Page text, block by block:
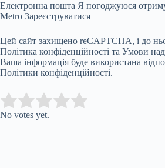
Електронна пошта Я погоджуюся
Metro Зареєструватися
Цей сайт захищено reCAPTCHA, і до
Політика конфіденційності та Умови
Ваша інформація буде використана
Політики конфіденційності.
Rate this item:
No votes yet.